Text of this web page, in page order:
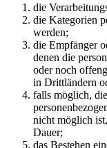
die
die Kategorien
werden;
die Empfänger
denen die
oder noch
in Drittländern
falls möglich,
nicht möglich
Dauer;
das Bestehen